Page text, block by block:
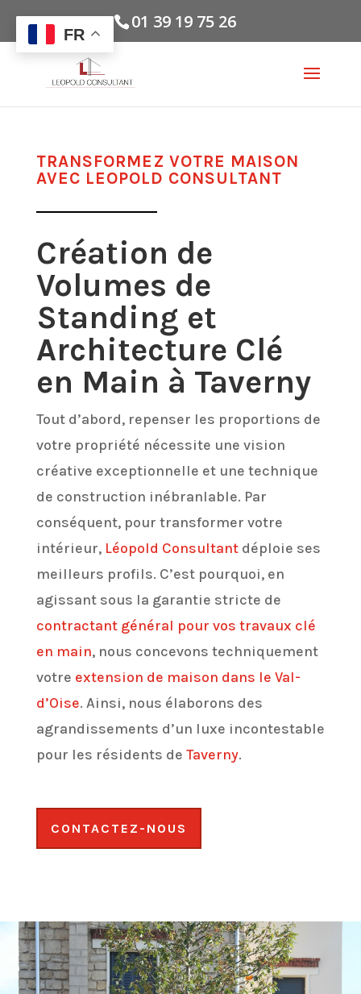
01 39 19 75 26
TRANSFORMEZ VOTRE MAISON
AVEC LEOPOLD CONSULTANT
Création de
Volumes de
Standing et
Architecture Clé
en Main à Taverny
Tout d’abord, repenser les proportions de
votre propriété nécessite une vision
créative exceptionnelle et une technique
de construction inébranlable. Par
conséquent, pour transformer votre
intérieur, Léopold Consultantdéploie ses
meilleurs profils. C’est pourquoi, en
agissant sous la garantie stricte de
contractant général pour vos travaux clé
en main, nous concevons techniquement
votre extension de maison dans le Val-
d’Oise. Ainsi, nous élaborons des
agrandissements d’un luxe incontestable
pour les résidents de Taverny.
CONTACTEZ-NOUS
FR